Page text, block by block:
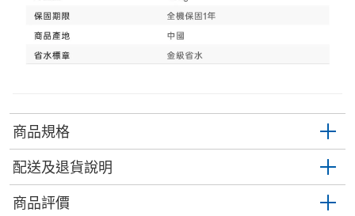
商品規格
配送及退貨說明
商品評價